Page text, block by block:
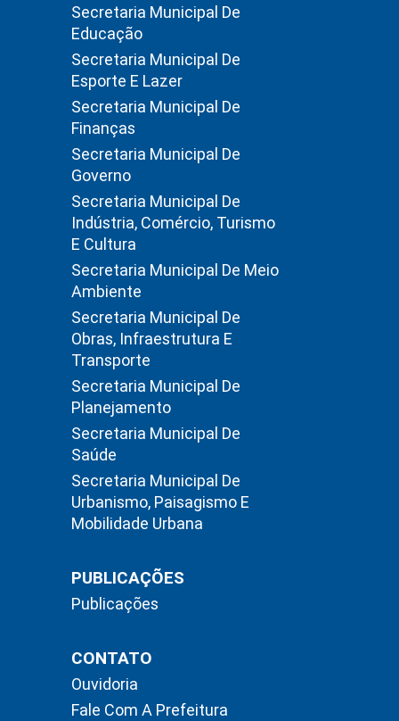
Secretaria Municipal De
Educação
Secretaria Municipal De
Esporte E Lazer
Secretaria Municipal De
Finanças
Secretaria Municipal De
Governo
Secretaria Municipal De
Indústria, Comércio, Turismo
E Cultura
Secretaria Municipal De Meio
Ambiente
Secretaria Municipal De
Obras, Infraestrutura E
Transporte
Secretaria Municipal De
Planejamento
Secretaria Municipal De
Saúde
Secretaria Municipal De
Urbanismo, Paisagismo E
Mobilidade Urbana
PUBLICAÇÕES
Publicações
CONTATO
Ouvidoria
Fale Com A Prefeitura